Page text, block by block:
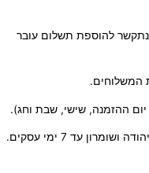
נתקשר להוספת תשלום עובר
המשלוחים.
עד 7 ימי עסקים.